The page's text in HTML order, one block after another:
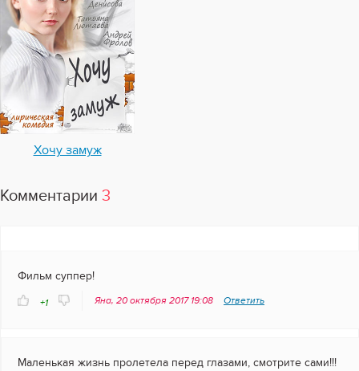
Хочу замуж
Комментарии 3
Фильм суппер!
+1 Яна, 20 октября 2017 19:08 Ответить
Маленькая жизнь пролетела перед глазами, смотрите сами!!!